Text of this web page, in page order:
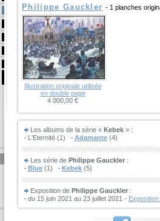
Philippe Gauckler - 1 planches
Illustration originale utilisée
en double page
4 000,00 €
Les albums de la série « Kebek » :
L'Eternité (1)
Adamante (4)
Les série de Philippe Gauckler :
Blue (1) Kebek (5)
Exposition de Philippe Gauckler :
du 15 juin 2021 au 23 juillet 2021 -